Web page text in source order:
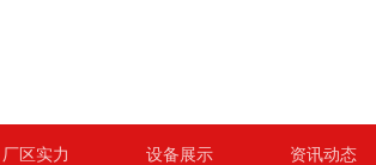
厂区实力 设备展示 资讯动态